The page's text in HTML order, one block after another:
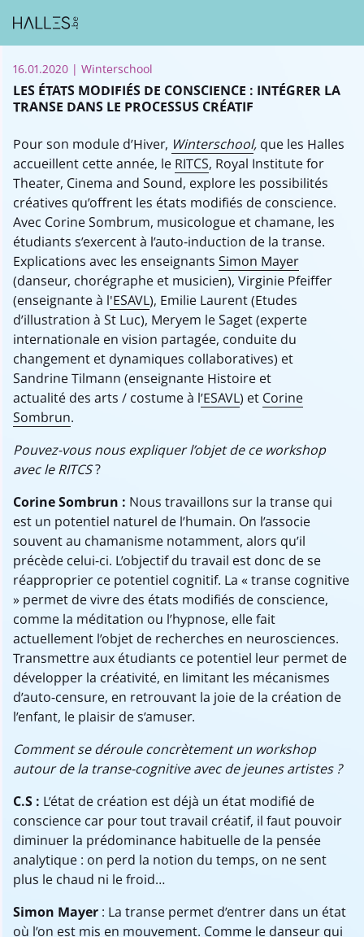
16.01.2020 | Winterschool
LES ÉTATS MODIFIÉS DE CONSCIENCE : INTÉGRER LA
TRANSE DANS LE PROCESSUS CRÉATIF
Pour son module d’Hiver, Winterschool, que les Halles
accueillent cette année, le RITCS, Royal Institute for
Theater, Cinema and Sound, explore les possibilités
créatives qu’offrent les états modifiés de conscience.
Avec Corine Sombrum, musicologue et chamane, les
étudiants s’exercent à l’auto-induction de la transe.
Explications avec les enseignants Simon Mayer
(danseur, chorégraphe et musicien), Virginie Pfeiffer
(enseignante à l'ESAVL), Emilie Laurent (Etudes
d’illustration à St Luc), Meryem le Saget (experte
internationale en vision partagée, conduite du
changement et dynamiques collaboratives) et
Sandrine Tilmann (enseignante Histoire et
actualité des arts / costume à l’ESAVL) et Corine
Sombrun.
Pouvez-vous nous expliquer l’objet de ce workshop
avec le RITCS?
Corine Sombrun : Nous travaillons sur la transe qui
est un potentiel naturel de l’humain. On l’associe
souvent au chamanisme notamment, alors qu’il
précède celui-ci. L’objectif du travail est donc de se
réapproprier ce potentiel cognitif. La « transe cognitive
» permet de vivre des états modifiés de conscience,
comme la méditation ou l’hypnose, elle fait
actuellement l’objet de recherches en neurosciences.
Transmettre aux étudiants ce potentiel leur permet de
développer la créativité, en limitant les mécanismes
d’auto-censure, en retrouvant la joie de la création de
l’enfant, le plaisir de s’amuser.
Comment se déroule concrètement un workshop
autour de la transe-cognitive avec de jeunes artistes ?
C.S : L’état de création est déjà un état modifié de
conscience car pour tout travail créatif, il faut pouvoir
diminuer la prédominance habituelle de la pensée
analytique : on perd la notion du temps, on ne sent
plus le chaud ni le froid…
Simon Mayer : La transe permet d’entrer dans un état
où l’on est mis en mouvement. Comme le danseur qui